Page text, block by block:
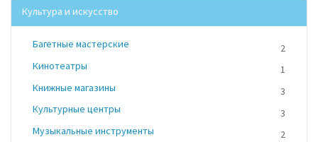
Культура и искусство
Багетные мастерские
2
Кинотеатры
1
Книжные магазины
3
Культурные центры
3
Музыкальные инструменты
2